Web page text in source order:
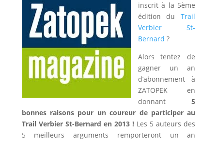
inscrit à la 5ème
édition duTrail
Verbier St-
Bernard ?
Alors tentez de
gagner un an
d’abonnement à
ZATOPEK en
donnant5
bonnes raisons pour un coureur de participer au
Trail Verbier St-Bernard en 2013 ! Les 5 auteurs des
5 meilleurs arguments remporteront un an